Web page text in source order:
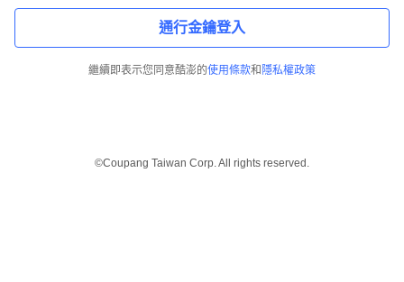
通行金鑰登入
繼續即表示您同意酷澎的使用條款和 隱私權政策
©Coupang Taiwan Corp. All rights reserved.